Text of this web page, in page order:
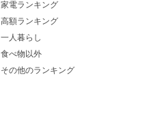
家電ランキング
高額ランキング
一人暮らし
食べ物以外
その他のランキング